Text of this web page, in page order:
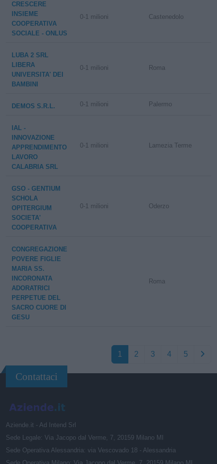
CRESCERE
INSIEME
COOPERATIVA
SOCIALE - ONLUS
0-1 milioni Castenedolo
LUBA 2 SRL
LIBERA
UNIVERSITA' DEI
BAMBINI
0-1 milioni Roma
DEMOS S.R.L. 0-1 milioni Palermo
IAL -
INNOVAZIONE
APPRENDIMENTO
LAVORO
CALABRIA SRL
0-1 milioni Lamezia Terme
GSO - GENTIUM
SCHOLA
OPITERGIUM
SOCIETA'
COOPERATIVA
0-1 milioni Oderzo
CONGREGAZIONE
POVERE FIGLIE
MARIA SS.
INCORONATA
ADORATRICI
PERPETUE DEL
SACRO CUORE DI
GESU
Roma
1 2 3 4 5
Contattaci
Aziende.it - Ad Intend Srl
Sede Legale: Via Jacopo dal Verme, 7, 20159 Milano MI
Sede Operativa Alessandria: via Vescovado 18 - Alessandria